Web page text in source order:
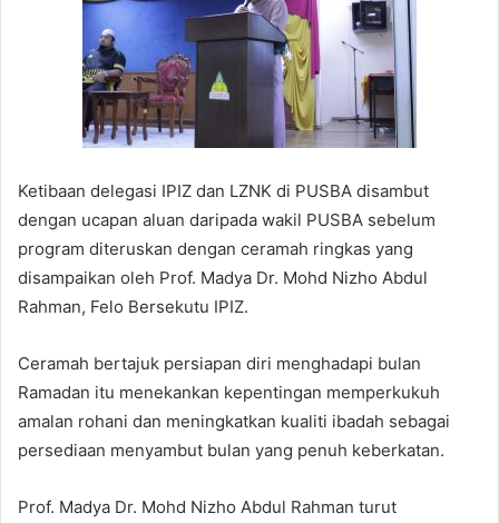
Ketibaan delegasi IPIZ dan LZNK di PUSBA disambut
dengan ucapan aluan daripada wakil PUSBA sebelum
program diteruskan dengan ceramah ringkas yang
disampaikan oleh Prof. Madya Dr. Mohd Nizho Abdul
Rahman, Felo Bersekutu IPIZ.
Ceramah bertajuk persiapan diri menghadapi bulan
Ramadan itu menekankan kepentingan memperkukuh
amalan rohani dan meningkatkan kualiti ibadah sebagai
persediaan menyambut bulan yang penuh keberkatan.
Prof. Madya Dr. Mohd Nizho Abdul Rahman turut